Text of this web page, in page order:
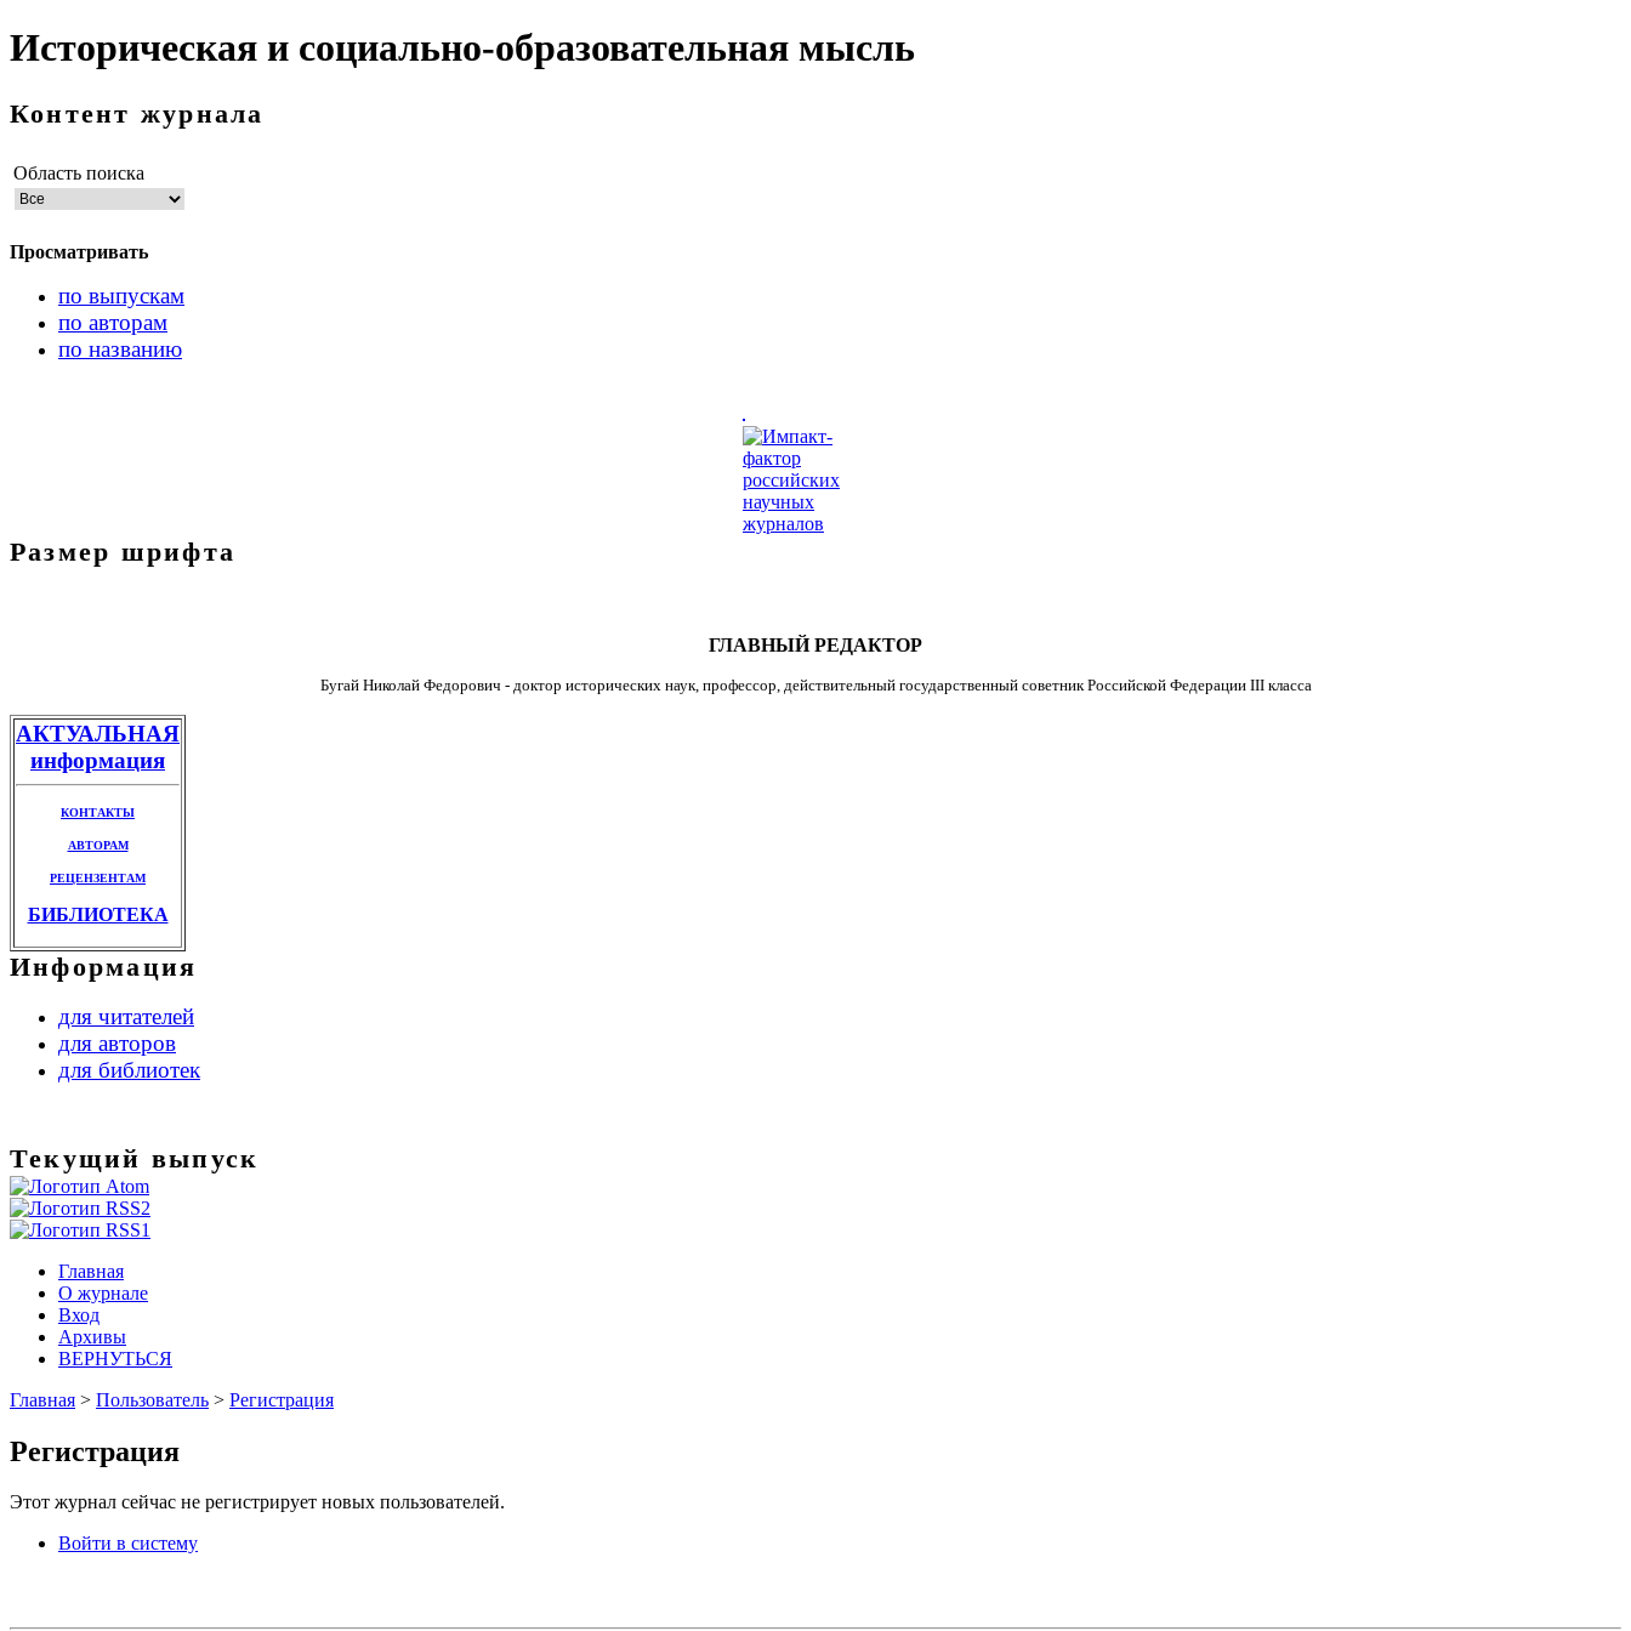
Историческая и социально-образовательная мысль
Контент журнала
Область поиска
Просматривать
по выпускам
по авторам
по названию
Размер шрифта
ГЛАВНЫЙ РЕДАКТОР
Бугай Николай Федорович - доктор исторических наук, профессор, действительный государственный советник Российской Федерации III класса
АКТУАЛЬНАЯ
информация
КОНТАКТЫ
АВТОРАМ
РЕЦЕНЗЕНТАМ
БИБЛИОТЕКА
Информация
для читателей
для авторов
для библиотек
Текущий выпуск
Главная
О журнале
Вход
Архивы
ВЕРНУТЬСЯ
Главная > Пользователь > Регистрация
Регистрация
Этот журнал сейчас не регистрирует новых пользователей.
Войти в систему